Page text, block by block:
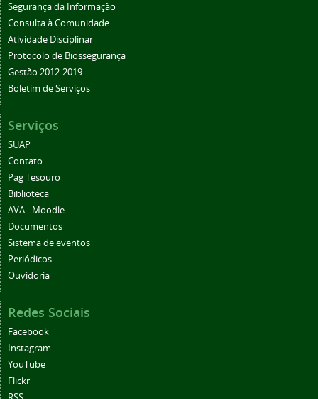
Segurança da Informação
Consulta à Comunidade
Atividade Disciplinar
Protocolo de Biossegurança
Gestão 2012-2019
Boletim de Serviços
Serviços
SUAP
Contato
Pag Tesouro
Biblioteca
AVA - Moodle
Documentos
Sistema de eventos
Periódicos
Ouvidoria
Redes Sociais
Facebook
Instagram
YouTube
Flickr